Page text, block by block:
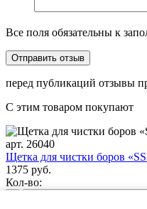
Все поля обязательны к
перед публикаций отзывы
С этим товаром покупают
арт. 26040
Щетка для чистки боров
1375 руб.
Кол-во: